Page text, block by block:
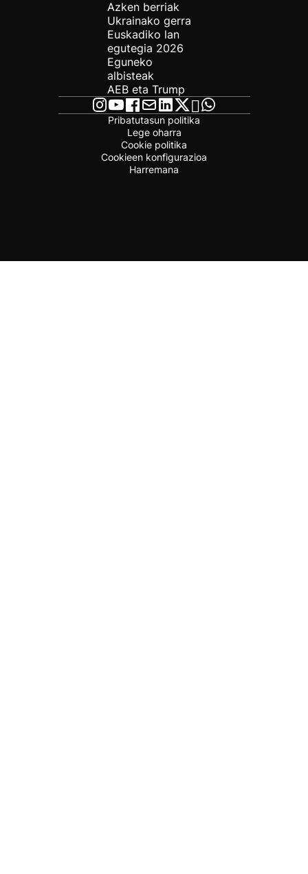
Azken berriak
Ukrainako gerra
Euskadiko lan
egutegia 2026
Eguneko
albisteak
AEB eta Trump
Pribatutasun politika
Lege oharra
Cookie politika
Cookieen konfigurazioa
Harremana